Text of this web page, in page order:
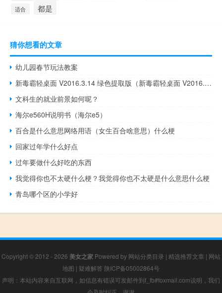
适合 都是
猜你想看的文章
幼儿园春节玩法教案
新毒霸轻桌面 V2016.3.14 绿色提取版（新毒霸轻桌面 V2016.3.14 绿色提取版功能简介）
文科生的就业前景如何呢？
海尔e560H说明书（海尔e5）
百合是什么意思网络用语（女生百合啥意思）什么梗
回家过年学什么好点
过年要做什么好吃的东西
我觉得你也不太硬什么梗？我觉得你也不太硬是什么意思什么梗
青岛哪个区的小学好
Copyright © 2012 - 2026 美女之家 Powered by 网站分类目录 | 精选推荐文章 | 网站
地图 | 疑难解答 陕ICP备05002864号
声明：本站内容来自互联网，如信息有错误可发邮件到f_fb#foxmail.com说明，我们